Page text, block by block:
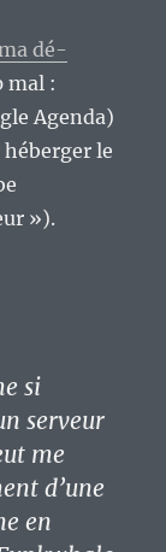
dé-
mal :
Agenda)
le
»).
si
serveur
me
d’une
en